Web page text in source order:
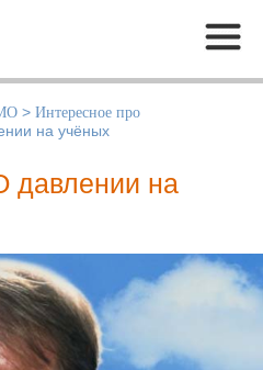
Меню
> Интересное про
на учёных
давлении на